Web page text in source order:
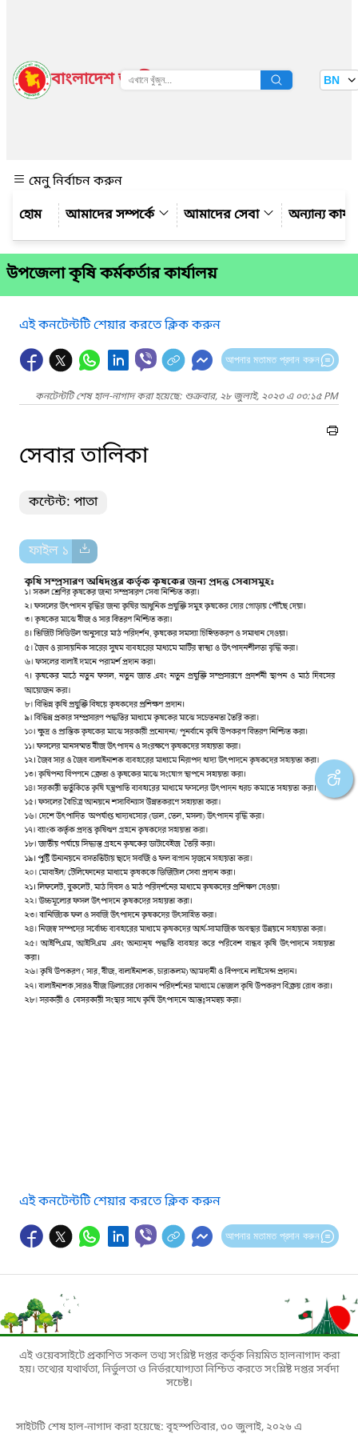
বাংলাদেশ জাতীয় তথ্য বাতায়ন BN
মেনু নির্বাচন করুন
আমাদের সম্পর্কে
আমাদের সেবা অন্যান্য
উপজেলা কৃষি কর্মকর্তার কার্যালয়
এই কনটেন্টটি শেয়ার করতে ক্লিক করুন
আপনার মতামত প্রদান করুন
কনটেন্টটি শেষ হাল-নাগাদ করা হয়েছে: শুক্রবার, ২৮ জুলাই, ২০২৩ এ ০৩:১৫ PM
সেবার তালিকা
কন্টেন্ট: পাতা
ফাইল ১
এই কনটেন্টটি শেয়ার করতে ক্লিক করুন
আপনার মতামত প্রদান করুন
এই ওয়েবসাইটে প্রকাশিত সকল তথ্য সংশ্লিষ্ট দপ্তর কর্তৃক নিয়মিত হালনাগাদ করা
হয়। তথ্যের যথার্থতা, নির্ভুলতা ও নির্ভরযোগ্যতা নিশ্চিত করতে সংশ্লিষ্ট দপ্তর সর্বদা
সচেষ্ট।
সাইটটি শেষ হাল-নাগাদ করা হয়েছে: বৃহস্পতিবার, ৩০ জুলাই, ২০২৬ এ